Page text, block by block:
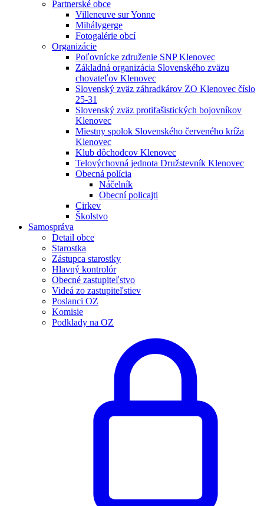
Partnerské obce
Villeneuve sur Yonne
Mihálygerge
Fotogalérie obcí
Organizácie
Poľovnícke združenie SNP Klenovec
Základná organizácia Slovenského zväzu
chovateľov Klenovec
Slovenský zväz záhradkárov ZO Klenovec číslo
25-31
Slovenský zväz protifašistických bojovníkov
Klenovec
Miestny spolok Slovenského červeného kríža
Klenovec
Klub dôchodcov Klenovec
Telovýchovná jednota Družstevník Klenovec
Obecná polícia
Náčelník
Obecní policajti
Cirkev
Školstvo
Samospráva
Detail obce
Starostka
Zástupca starostky
Hlavný kontrolór
Obecné zastupiteľstvo
Videá zo zastupiteľstiev
Poslanci OZ
Komisie
Podklady na OZ